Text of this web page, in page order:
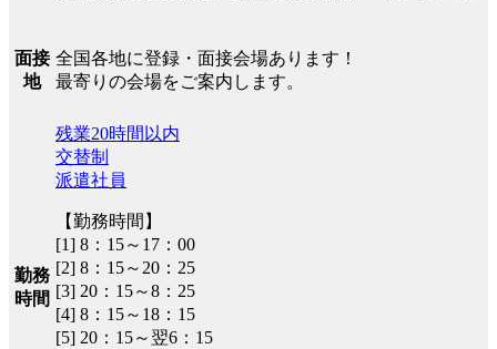
面接
地
全国各地に登録・面接会場あります！
最寄りの会場をご案内します。
勤務
時間
残業20時間以内
交替制
派遣社員
【勤務時間】
[1] 8：15～17：00
[2] 8：15～20：25
[3] 20：15～8：25
[4] 8：15～18：15
[5] 20：15～翌6：15